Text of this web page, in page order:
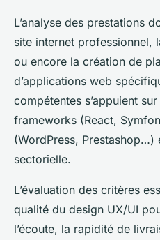
L’analyse des prestations
site internet professionnel,
ou encore la création de
d’applications web
compétentes s’appuient
frameworks (React,
(WordPress, Prestashop…)
sectorielle.
L’évaluation des critères
qualité du design UX/UI
l’écoute, la rapidité de